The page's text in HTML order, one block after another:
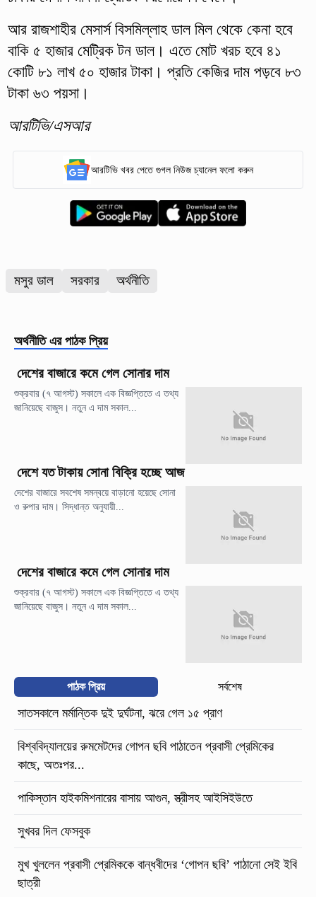
আর রাজশাহীর মেসার্স বিসমিল্লাহ ডাল মিল থেকে কেনা হবে
বাকি ৫ হাজার মেট্রিক টন ডাল। এতে মোট খরচ হবে ৪১
কোটি ৮১ লাখ ৫০ হাজার টাকা। প্রতি কেজির দাম পড়বে ৮৩
টাকা ৬৩ পয়সা।
আরটিভি/এসআর
আরটিভি খবর পেতে গুগল নিউজ চ্যানেল ফলো করুন
মসুর ডাল সরকার অর্থনীতি
অর্থনীতি এর পাঠক প্রিয়
দেশের বাজারে কমে গেল সোনার দাম
শুক্রবার (৭ আগস্ট) সকালে এক বিজ্ঞপ্তিতে এ তথ্য
জানিয়েছে বাজুস। নতুন এ দাম সকাল...
দেশে যত টাকায় সোনা বিক্রি হচ্ছে আজ
দেশের বাজারে সবশেষ সমন্বয়ে বাড়ানো হয়েছে সোনা
ও রুপার দাম। সিদ্ধান্ত অনুযায়ী...
দেশের বাজারে কমে গেল সোনার দাম
শুক্রবার (৭ আগস্ট) সকালে এক বিজ্ঞপ্তিতে এ তথ্য
জানিয়েছে বাজুস। নতুন এ দাম সকাল...
পাঠক প্রিয় সর্বশেষ
সাতসকালে মর্মান্তিক দুই দুর্ঘটনা, ঝরে গেল ১৫ প্রাণ
বিশ্ববিদ্যালয়ের রুমমেটদের গোপন ছবি পাঠাতেন প্রবাসী প্রেমিকের
কাছে, অতঃপর...
পাকিস্তান হাইকমিশনারের বাসায় আগুন, স্ত্রীসহ আইসিইউতে
সুখবর দিল ফেসবুক
মুখ খুললেন প্রবাসী প্রেমিককে বান্ধবীদের ‘গোপন ছবি’ পাঠানো সেই ইবি
ছাত্রী